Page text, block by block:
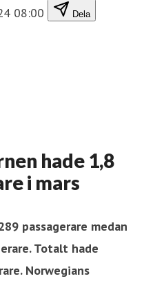
08:00 Dela
hade 1,8
i mars
passagerare medan
Totalt hade
Norwegians